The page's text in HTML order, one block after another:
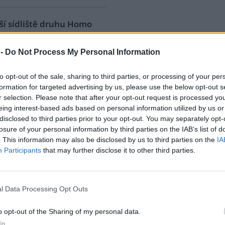
Do Not Process My Personal Information
opt-out of the sale, sharing to third parties, or processing of your
for targeted advertising by us, please use the below opt-out
selection. Please note that after your opt-out request is processed
interest-based ads based on personal information utilized by us
to third parties prior to your opt-out. You may separately
of your personal information by third parties on the IAB’s list of
This information may also be disclosed by us to third parties on the
Participants that may further disclose it to other third parties.
Data Processing Opt Outs
opt-out of the Sharing of my personal data.
sídliště druhu Homo
krasové dutiny pod
Pak došlo v neznámé
zavalení vchodů. Znovu
byly až v 19. století. Lidé
i lidí. Spolu s krápníky je
v jeskyních u Mladče
výzkumy. V té době
V roce 1911 byly jeskyně
Teprve nedávné
pozůstatků pravěkých lidí
říční
1